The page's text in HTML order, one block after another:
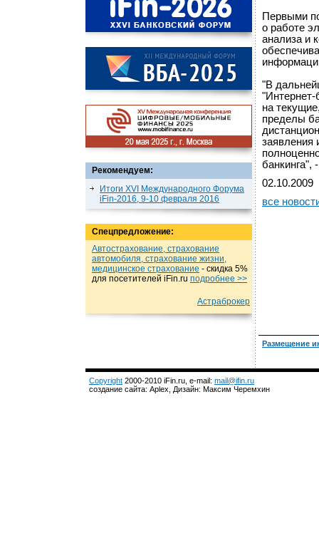
Рекомендуем:
Итоги XVI Международного Форума
iFin-2016, 9-10 февраля 2016
Спецпредложение:
Автострахование, страхование
автомобиля, страхование жизни,
медицинское страхование - cкидка 5%
для посетителей iFin.ru подробнеe >>
Астраброкер
Первыми
о работе
анализа и
"В
"Интернет-
на
пределы
заявления
банкинга",
02.10.2009
все
Размещение
Copyright 2000-2010 iFin.ru, e-mail: mail@ifin.ru
создание сайта: Aplex, Дизайн: Максим Черемхин